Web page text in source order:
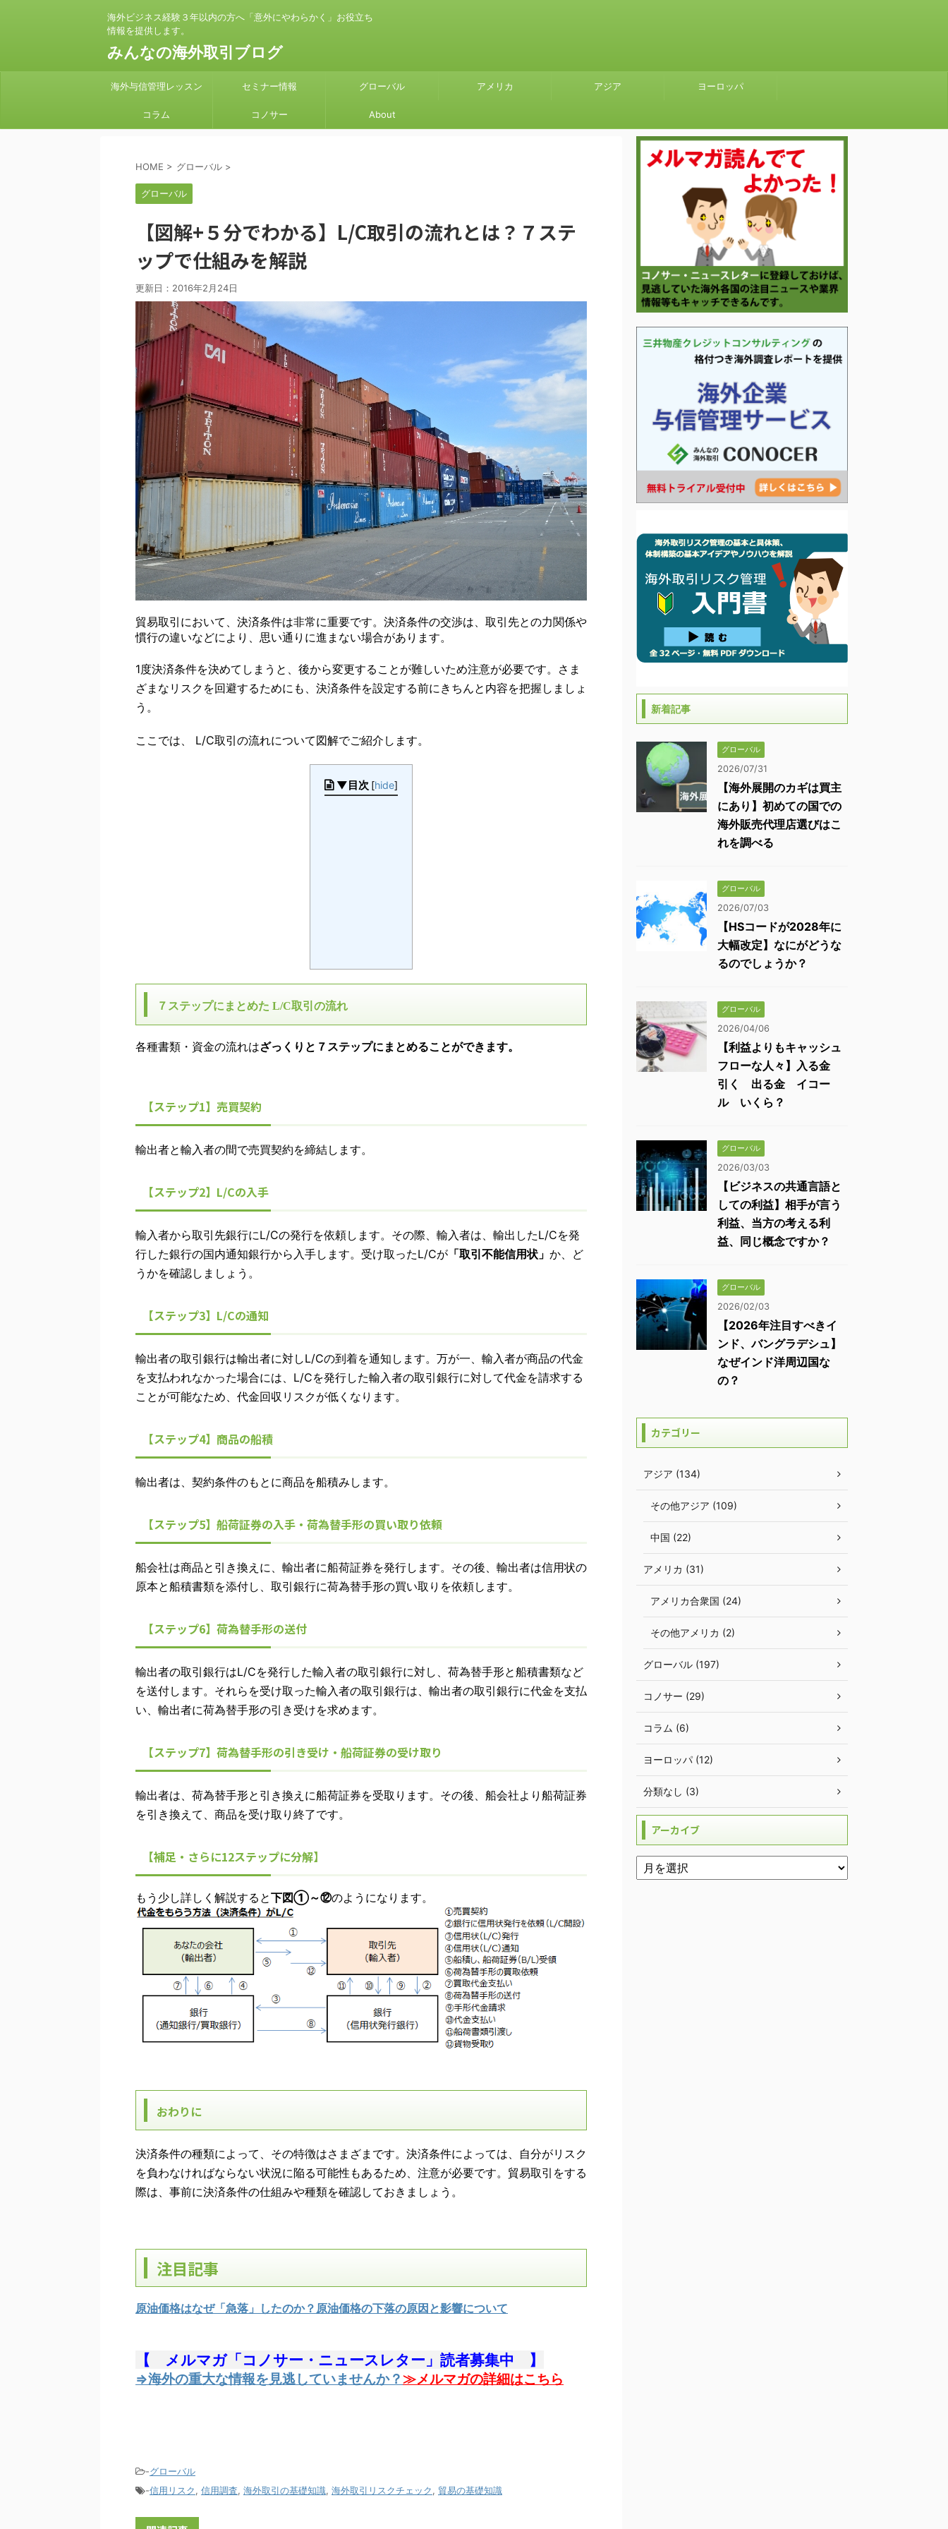
海外ビジネス経験３年以内の方へ「意外にやわらかく」お役立ち
情報を提供します。
みんなの海外取引ブログ
海外与信管理レッスン セミナー情報 グローバル アメリカ アジア ヨーロッパ
コラム コノサー About
HOME > グローバル >
グローバル
【図解+５分でわかる】L/C取引の流れとは？７ステ
ップで仕組みを解説
更新日： 2016年2月24日
貿易取引において、決済条件は非常に重要です。決済条件の交渉は、取引先との力関係や
慣行の違いなどにより、思い通りに進まない場合があります。
1度決済条件を決めてしまうと、後から変更することが難しいため注意が必要です。さま
ざまなリスクを回避するためにも、決済条件を設定する前にきちんと内容を把握しましょ
う。
ここでは、 L/C取引の流れについて図解でご紹介します。
▼目次 [hide]
７ステップにまとめた L/C取引の流れ
各種書類・資金の流れはざっくりと７ステップにまとめることができます。
【ステップ1】売買契約
輸出者と輸入者の間で売買契約を締結します。
【ステップ2】L/Cの入手
輸入者から取引先銀行にL/Cの発行を依頼します。その際、輸入者は、輸出したL/Cを発
行した銀行の国内通知銀行から入手します。受け取ったL/Cが 「取引不能信用状」 か、ど
うかを確認しましょう。
【ステップ3】L/Cの通知
輸出者の取引銀行は輸出者に対しL/Cの到着を通知します。万が一、輸入者が商品の代金
を支払われなかった場合には、L/Cを発行した輸入者の取引銀行に対して代金を請求する
ことが可能なため、代金回収リスクが低くなります。
【ステップ4】商品の船積
輸出者は、契約条件のもとに商品を船積みします。
【ステップ5】船荷証券の入手・荷為替手形の買い取り依頼
船会社は商品と引き換えに、輸出者に船荷証券を発行します。その後、輸出者は信用状の
原本と船積書類を添付し、取引銀行に荷為替手形の買い取りを依頼します。
【ステップ6】荷為替手形の送付
輸出者の取引銀行はL/Cを発行した輸入者の取引銀行に対し、荷為替手形と船積書類など
を送付します。それらを受け取った輸入者の取引銀行は、輸出者の取引銀行に代金を支払
い、輸出者に荷為替手形の引き受けを求めます。
【ステップ7】荷為替手形の引き受け・船荷証券の受け取り
輸出者は、荷為替手形と引き換えに船荷証券を受取ります。その後、船会社より船荷証券
を引き換えて、商品を受け取り終了です。
【補足・さらに12ステップに分解】
もう少し詳しく解説すると下図①～⑫のようになります。
おわりに
決済条件の種類によって、その特徴はさまざまです。決済条件によっては、自分がリスク
を負わなければならない状況に陥る可能性もあるため、注意が必要です。貿易取引をする
際は、事前に決済条件の仕組みや種類を確認しておきましょう。
注目記事
原油価格はなぜ「急落」したのか？原油価格の下落の原因と影響について
【 メルマガ「コノサー・ニュースレター」読者募集中 】
⇒海外の重大な情報を見逃していませんか？ ≫メルマガの詳細はこちら
-グローバル
-信用リスク, 信用調査, 海外取引の基礎知識, 海外取引リスクチェック, 貿易の基礎知識
新着記事
グローバル
2026/07/31
【海外展開のカギは買主
にあり】初めての国での
海外販売代理店選びはこ
れを調べる
グローバル
2026/07/03
【HSコードが2028年に
大幅改定】なにがどうな
るのでしょうか？
グローバル
2026/04/06
【利益よりもキャッシュ
フローな人々】入る金
引く 出る金 イコー
ル いくら？
グローバル
2026/03/03
【ビジネスの共通言語と
しての利益】相手が言う
利益、当方の考える利
益、同じ概念ですか？
グローバル
2026/02/03
【2026年注目すべきイ
ンド、バングラデシュ】
なぜインド洋周辺国な
の？
カテゴリー
アジア (134)
その他アジア (109)
中国 (22)
アメリカ (31)
アメリカ合衆国 (24)
その他アメリカ (2)
グローバル (197)
コノサー (29)
コラム (6)
ヨーロッパ (12)
分類なし (3)
アーカイブ